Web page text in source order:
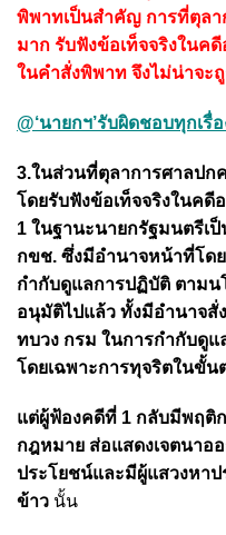
พิพาทเป็นสำคัญ การที่ตุลา
มาก รับฟังข้อเท็จจริงในค
ในคำสั่งพิพาท จึงไม่น่าจะ
@‘นายกฯ’รับผิดชอบทุกเรื่
3.ในส่วนที่ตุลาการศาลปก
โดยรับฟังข้อเท็จจริงในค
1 ในฐานะนายกรัฐมนตรีเ
กขช. ซึ่งมีอำนาจหน้าที่โด
กำกับดูแลการปฏิบัติ ตามน
อนุมัติไปแล้ว ทั้งมีอำนาจสั่
ทบวง กรม ในการกำกับดู
โดยเฉพาะการทุจริตในขั้น
แต่ผู้ฟ้องคดีที่ 1 กลับมีพฤติ
กฎหมาย ส่อแสดงเจตนาอ
ประโยชน์และมีผู้แสวงหา
ข้าว นั้น